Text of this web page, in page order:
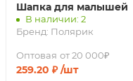
Шапка для малышей
В наличии: 2
Бренд: Полярик
Оптовая от 20 000₽
259.20 ₽ /шт